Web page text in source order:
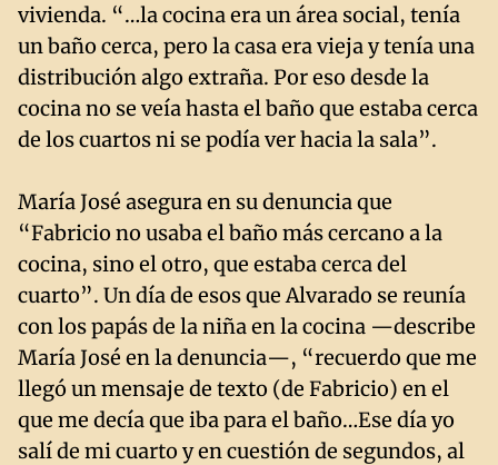
vivienda. “…la cocina era un área social, tenía
un baño cerca, pero la casa era vieja y tenía una
distribución algo extraña. Por eso desde la
cocina no se veía hasta el baño que estaba cerca
de los cuartos ni se podía ver hacia la sala”.
María José asegura en su denuncia que
“Fabricio no usaba el baño más cercano a la
cocina, sino el otro, que estaba cerca del
cuarto”. Un día de esos que Alvarado se reunía
con los papás de la niña en la cocina —describe
María José en la denuncia—, “recuerdo que me
llegó un mensaje de texto (de Fabricio) en el
que me decía que iba para el baño…Ese día yo
salí de mi cuarto y en cuestión de segundos, al